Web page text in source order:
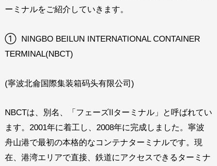
ーミナルをご紹介していきます。
① NINGBO BEILUN INTERNATIONAL CONTAINER
TERMINAL(NBCT)
(寧波北侖国際集装箱码头有限公司)
NBCTは、別名、「フェーズⅡターミナル」と呼ばれてい
ます。2001年に着工し、2008年に完成しました。寧波
舟山港で最初の本格的なコンテナターミナルです。現
在、港湾エリアで直接、鉄道にアクセスできるターミナ